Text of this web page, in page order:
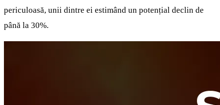
periculoasă, unii dintre ei estimând un potențial declin de
până la 30%.